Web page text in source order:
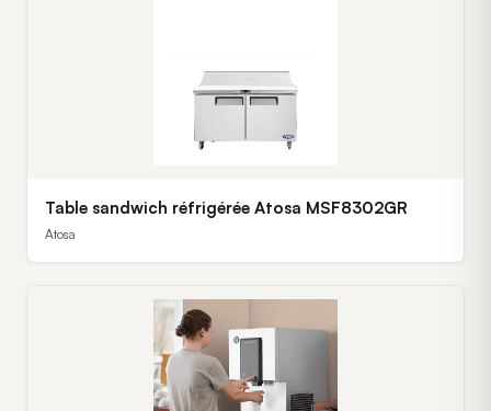
Table sandwich réfrigérée Atosa MSF8302GR
Atosa